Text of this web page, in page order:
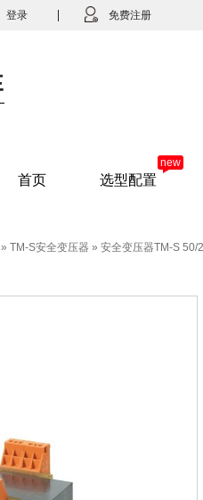
登录 免费注册
首页 选型配置
new
» TM-S安全变压器 » 安全变压器TM-S 50/